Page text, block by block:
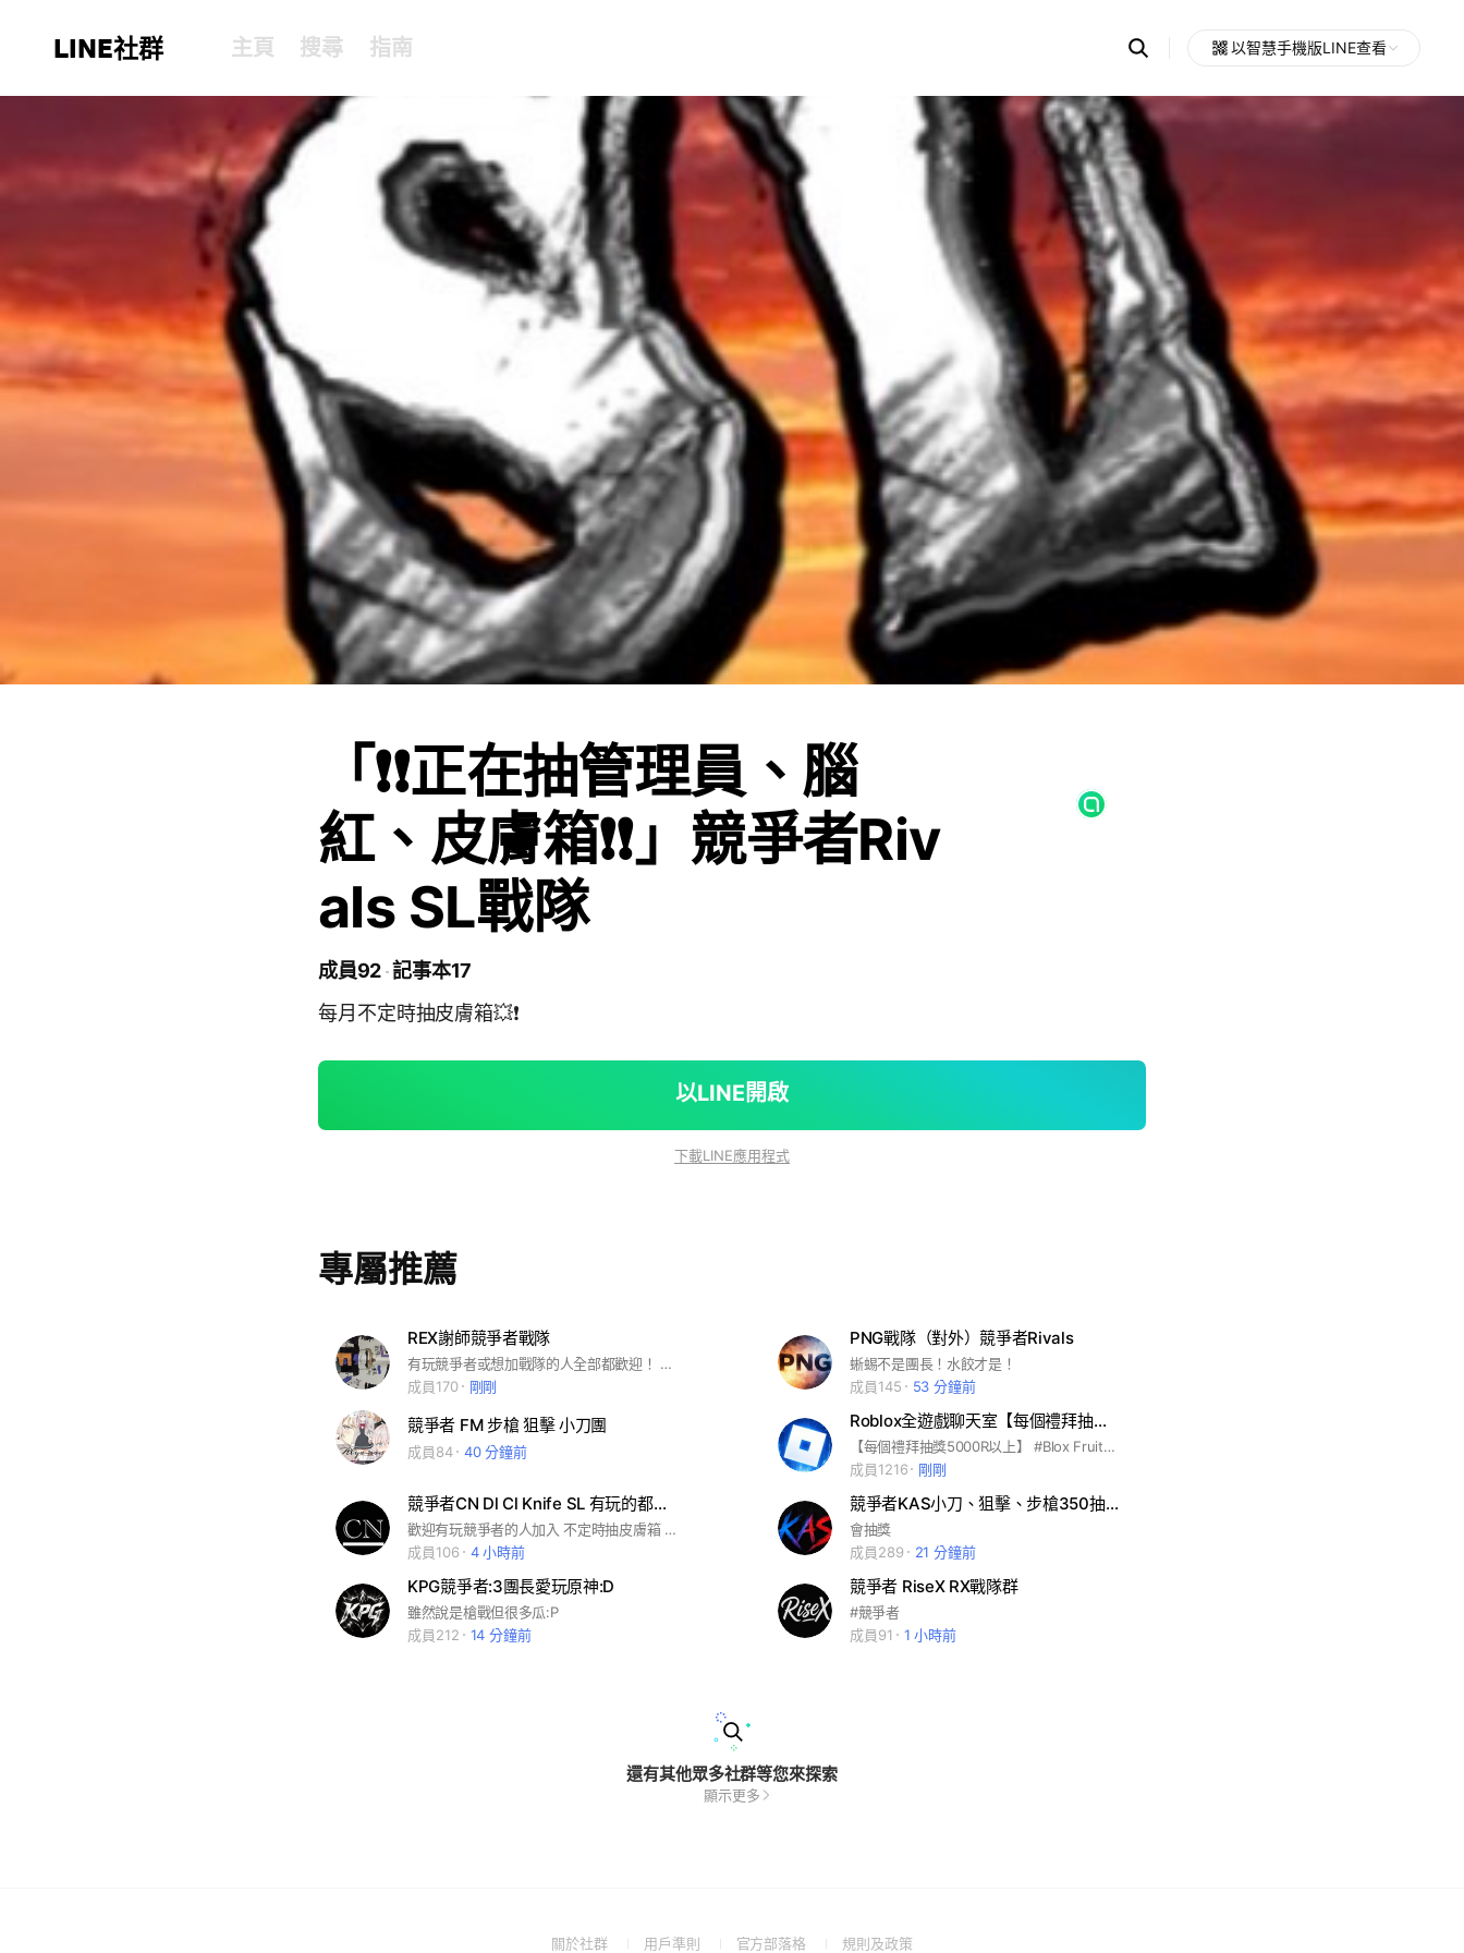
LINE社群 主頁 搜尋 指南 Search
OpenChats
messages
search
area
以智慧手機版LINE查看
「❗️❗️正在抽管理員、腦
紅、皮膚箱❗️❗️」競爭者Riv
als SL戰隊
成員92 記事本17
每月不定時抽皮膚箱💥❗️
以LINE開啟
下載LINE應用程式
專屬推薦
REX謝師競爭者戰隊
有玩競爭者或想加戰隊的人全部都歡迎！ 不定時會有抽獎和友誼賽！
成員170
剛剛
PNG戰隊（對外）競爭者Rivals
蜥蜴不是團長！水餃才是！
成員145
53 分鐘前
競爭者 FM 步槍 狙擊 小刀團
成員84 40 分鐘前
Roblox全遊戲聊天室【每個禮拜抽獎】
【每個禮拜抽獎5000R以上】 #Blox Fruits #BF #競爭者 #水手寶石 #塔防 #培養花園 #Brookhaven RP #Adopt Me! #Grow a Garden #Tower of Hell #Murder Mystery 2 #The Strongest Battlegrounds #BedWars #Piggy #MeepCity #RIVALS #DOORS #Dress To Impress #Pet Simulator 99 #All Star Tower Defense #Jailbreak #Evade #Berry Avenue RP #Blade Ball #Natural Disaster Survival #Roblox #Robux #捕捉並馴服 #被偷走 #偷走腦紅 #被遺棄 #荒野亂鬥 #代儲 #鯊魚爸爸 #鯊魚爸爸數位工作室 #三角洲 #三角洲行動 #極速領域
成員1216
剛剛
競爭者CN Dl Cl Knife SL 有玩的都歡迎加入 不定時抽皮膚箱
歡迎有玩競爭者的人加入 不定時抽皮膚箱 還會有友誼賽
成員106
4 小時前
競爭者KAS小刀、狙擊、步槍350抽皮膚箱
會抽獎
成員289
21 分鐘前
KPG競爭者:3團長愛玩原神:D
雖然說是槍戰但很多瓜:P
成員212
14 分鐘前
競爭者 RiseX RX戰隊群
#競爭者
成員91
1 小時前
還有其他眾多社群等您來探索
顯示更多
關於社群 (Open用戶準則 (Open官方部落格 (Open規則及政策(Open